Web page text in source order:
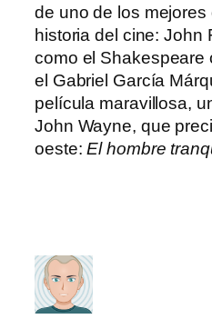
de uno de los mejores
historia del cine: John
como el Shakespeare
el Gabriel García
película maravillosa,
John Wayne, que
oeste:El hombre